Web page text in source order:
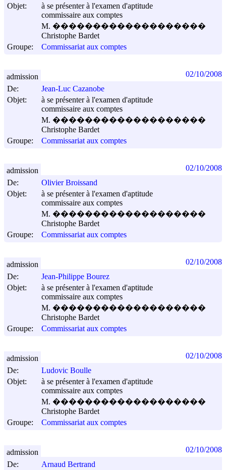
Objet:
à se présenter à l'examen d'aptitude
commissaire aux comptes
M. �������������������
Christophe Bardet
Groupe:
Commissariat aux comptes
De:
Jean-Luc Cazanobe
Objet:
à se présenter à l'examen d'aptitude
commissaire aux comptes
M. �������������������
Christophe Bardet
Groupe:
Commissariat aux comptes
admission 02/10/2008
De:
Olivier Broissand
Objet:
à se présenter à l'examen d'aptitude
commissaire aux comptes
M. �������������������
Christophe Bardet
Groupe:
Commissariat aux comptes
admission 02/10/2008
De:
Jean-Philippe Bourez
Objet:
à se présenter à l'examen d'aptitude
commissaire aux comptes
M. �������������������
Christophe Bardet
Groupe:
Commissariat aux comptes
admission 02/10/2008
De:
Ludovic Boulle
Objet:
à se présenter à l'examen d'aptitude
commissaire aux comptes
M. �������������������
Christophe Bardet
Groupe:
Commissariat aux comptes
admission 02/10/2008
De:
Arnaud Bertrand
admission 02/10/2008